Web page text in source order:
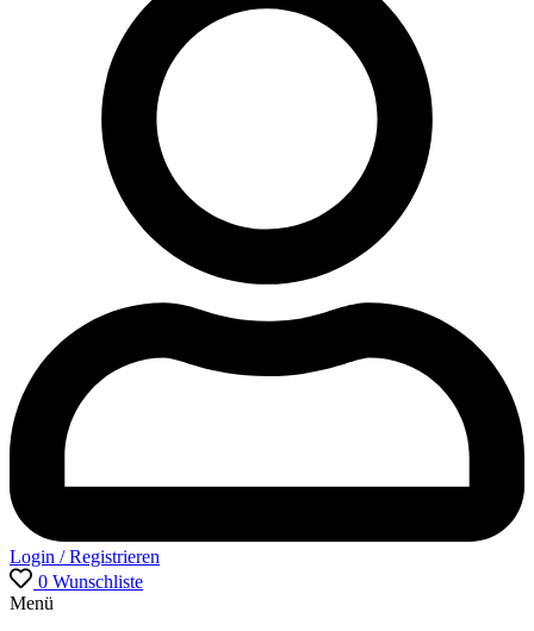
Login / Registrieren
0 Wunschliste
Menü